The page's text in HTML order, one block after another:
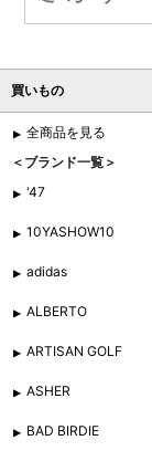
買いもの
全商品を見る
＜ブランド一覧＞
'47
10YASHOW10
adidas
ALBERTO
ARTISAN GOLF
ASHER
BAD BIRDIE